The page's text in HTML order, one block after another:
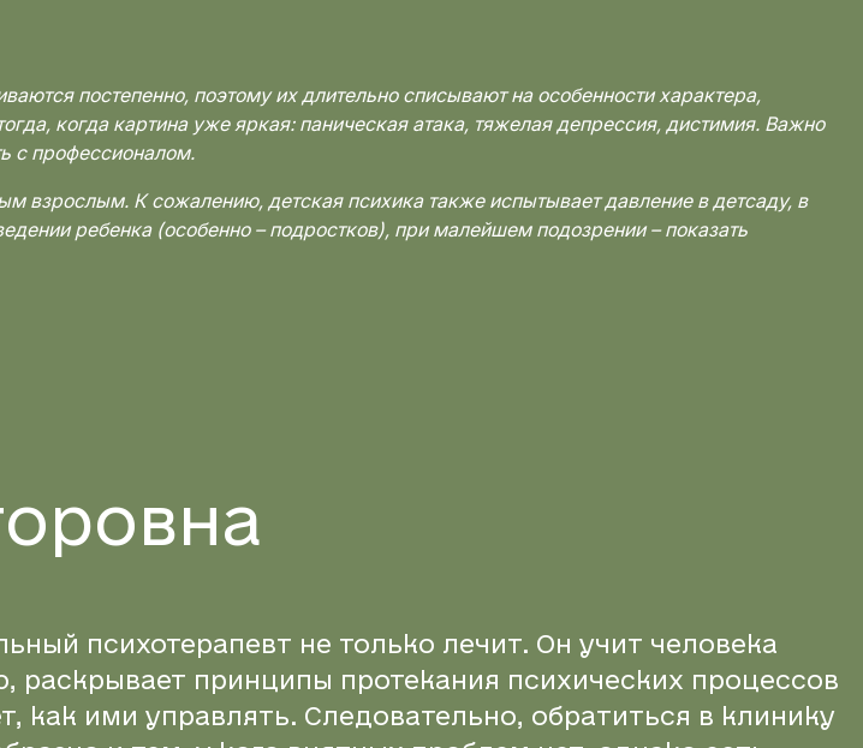
постепенно, поэтому их длительно списывают на особенности характера,
когда картина уже яркая: паническая атака, тяжелая депрессия, дистимия. Важно
с профессионалом.
взрослым. К сожалению, детская психика также испытывает давление в детсаду, в
ребенка (особенно – подростков), при малейшем подозрении – показать
оровна
психотерапевт не только лечит. Он учит человека
раскрывает принципы протекания психических процессов
как ими управлять. Следовательно, обратиться в клинику